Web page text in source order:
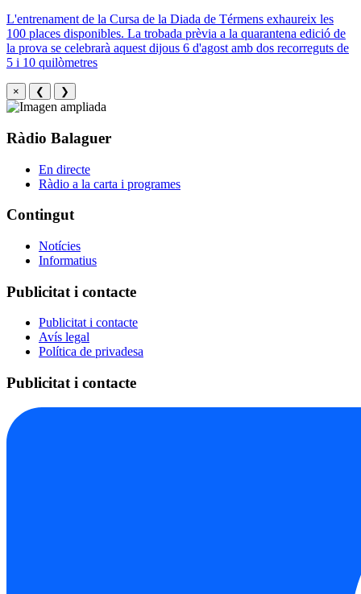
L'entrenament de la Cursa de la Diada de Térmens exhaureix les
100 places disponibles. La trobada prèvia a la quarantena edició de
la prova se celebrarà aquest dijous 6 d'agost amb dos recorreguts de
5 i 10 quilòmetres
× ❮ ❯
Ràdio Balaguer
En directe
Ràdio a la carta i programes
Contingut
Notícies
Informatius
Publicitat i contacte
Publicitat i contacte
Avís legal
Política de privadesa
Publicitat i contacte